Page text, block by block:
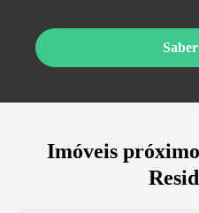
Imóveis